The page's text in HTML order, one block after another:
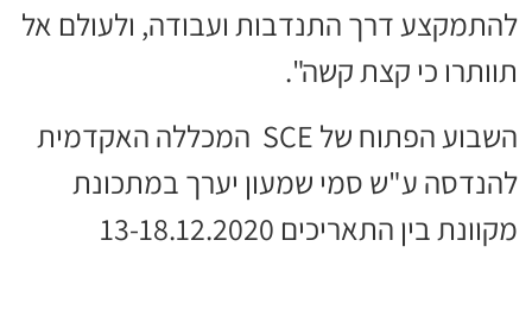
להתמקצע דרך התנדבות ועבודה, ולעולם אל
תוותרו כי קצת קשה".
השבוע הפתוח של SCE המכללה האקדמית
להנדסה ע"ש סמי שמעון יערך במתכונת
מקוונת בין התאריכים 13-18.12.2020